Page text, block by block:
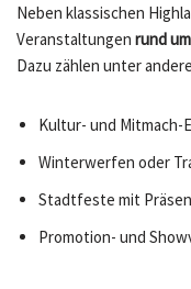
Neben klassischen
Veranstaltungen rund
Dazu zählen unter
Kultur- und Mitmach-
Winterwerfen oder
Stadtfeste mit
Promotion- und